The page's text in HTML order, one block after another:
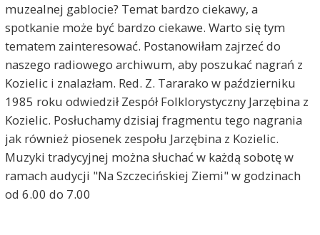
muzealnej gablocie? Temat bardzo ciekawy, a
spotkanie może być bardzo ciekawe. Warto się tym
tematem zainteresować. Postanowiłam zajrzeć do
naszego radiowego archiwum, aby poszukać nagrań z
Kozielic i znalazłam. Red. Z. Tararako w październiku
1985 roku odwiedził Zespół Folklorystyczny Jarzębina z
Kozielic. Posłuchamy dzisiaj fragmentu tego nagrania
jak również piosenek zespołu Jarzębina z Kozielic.
Muzyki tradycyjnej można słuchać w każdą sobotę w
ramach audycji "Na Szczecińskiej Ziemi" w godzinach
od 6.00 do 7.00